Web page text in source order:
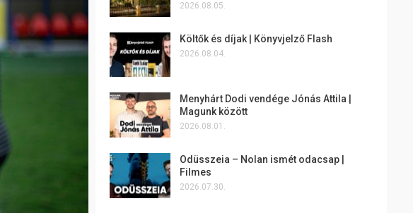
2026.08.05.
Költők és díjak | Könyvjelző Flash
2026.08.04.
Menyhárt Dodi vendége Jónás Attila |
Magunk között
2026.08.01.
Odüsszeia – Nolan ismét odacsap |
Filmes
2026.07.30.